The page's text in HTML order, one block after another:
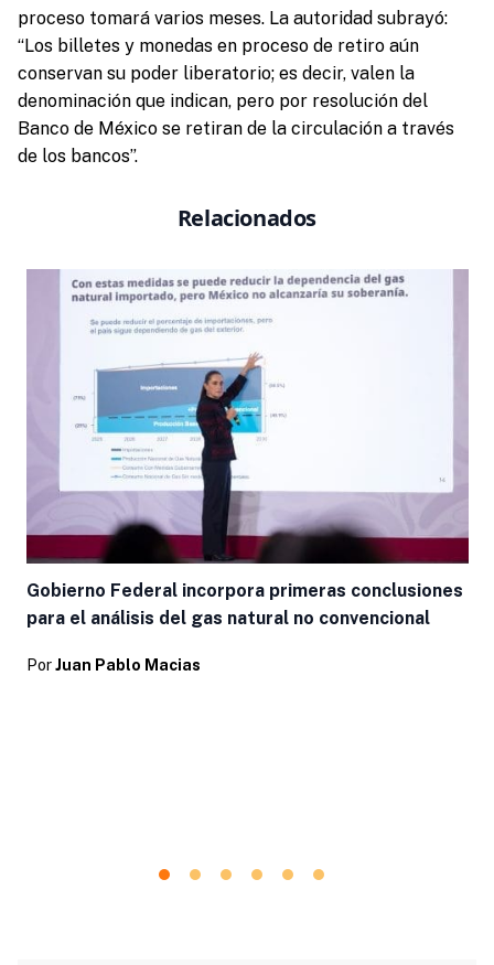
proceso tomará varios meses. La autoridad subrayó:
“Los billetes y monedas en proceso de retiro aún
conservan su poder liberatorio; es decir, valen la
denominación que indican, pero por resolución del
Banco de México se retiran de la circulación a través
de los bancos”.
Relacionados
Gobierno Federal incorpora primeras conclusiones
para el análisis del gas natural no convencional
Por Juan Pablo Macias